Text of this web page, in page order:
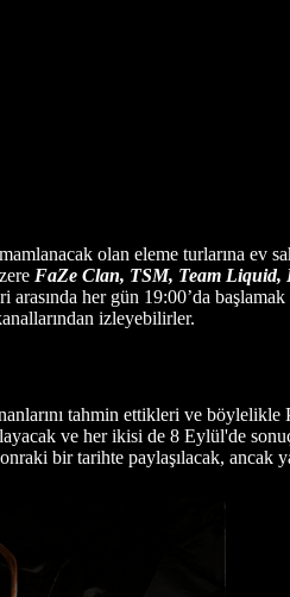
olan eleme turlarına
FaZe Clan, TSM, Team Liquid,
her gün 19:00’da
izleyebilirler.
tahmin ettikleri ve
ve her ikisi de 8 Eylül'de
bir tarihte paylaşılacak,